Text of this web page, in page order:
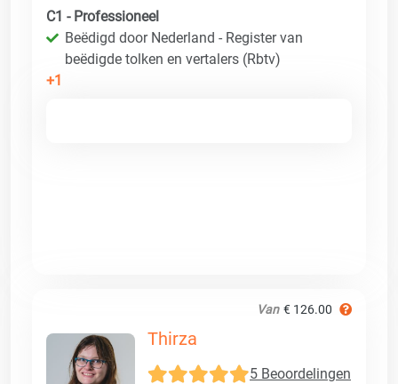
C1 - Professioneel
Beëdigd door Nederland - Register van
beëdigde tolken en vertalers (Rbtv)
+1
Van € 126.00
Thirza
5 Beoordelingen